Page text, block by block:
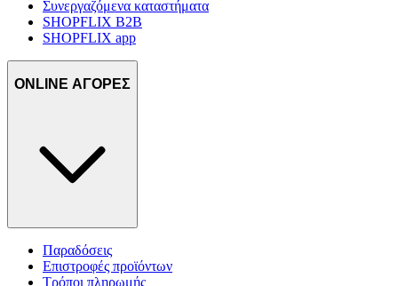
Συνεργαζόμενα καταστήματα
SHOPFLIX B2B
SHOPFLIX app
ONLINE ΑΓΟΡΕΣ
Παραδόσεις
Επιστροφές προϊόντων
Τρόποι πληρωμής